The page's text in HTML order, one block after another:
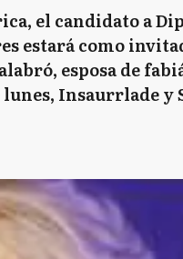
el candidato a
estará como
esposa de
lunes, Insaurrlade